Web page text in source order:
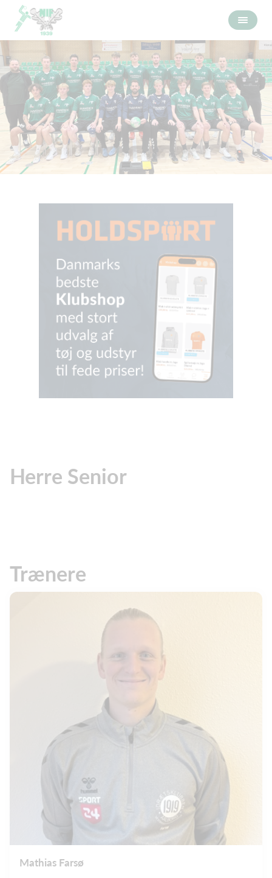
Herre Senior
Trænere
Mathias Farsø